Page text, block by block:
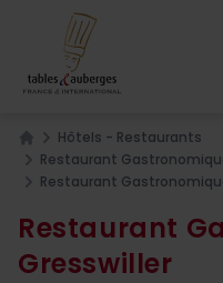
Home
Hôtels - Restaurants
Restaurant
Restaurant
Restaurant
Gresswiller